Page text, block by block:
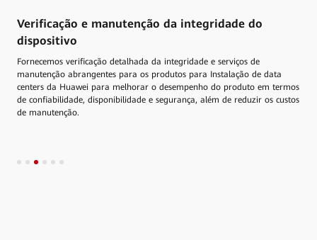
Verificação e manutenção da integridade do
dispositivo
Fornecemos verificação detalhada da integridade e serviços de
manutenção abrangentes para os produtos para Instalação de data
centers da Huawei para melhorar o desempenho do produto em termos
de confiabilidade, disponibilidade e segurança, além de reduzir os custos
de manutenção.